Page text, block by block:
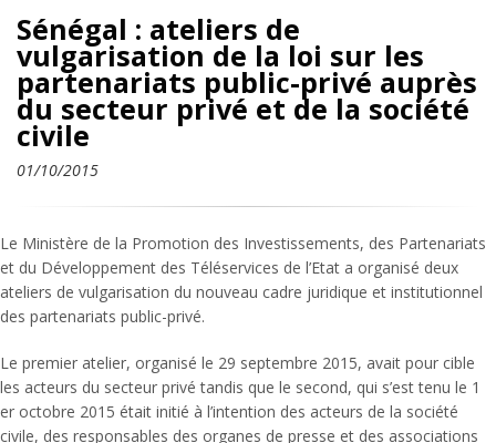
Sénégal : ateliers de
vulgarisation de la loi sur les
partenariats public-privé auprès
du secteur privé et de la société
civile
01/10/2015
Le Ministère de la Promotion des Investissements, des Partenariats
et du Développement des Téléservices de l’Etat a organisé deux
ateliers de vulgarisation du nouveau cadre juridique et institutionnel
des partenariats public-privé.
Le premier atelier, organisé le 29 septembre 2015, avait pour cible
les acteurs du secteur privé tandis que le second, qui s’est tenu le 1
er octobre 2015 était initié à l’intention des acteurs de la société
civile, des responsables des organes de presse et des associations